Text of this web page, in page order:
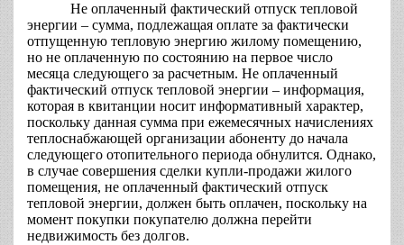
Не оплаченный фактический отпуск тепловой
энергии – сумма, подлежащая оплате за фактически
отпущенную тепловую энергию жилому помещению,
но не оплаченную по состоянию на первое число
месяца следующего за расчетным. Не оплаченный
фактический отпуск тепловой энергии – информация,
которая в квитанции носит информативный характер,
поскольку данная сумма при ежемесячных начислениях
теплоснабжающей организации абоненту до начала
следующего отопительного периода обнулится. Однако,
в случае совершения сделки купли-продажи жилого
помещения, не оплаченный фактический отпуск
тепловой энергии, должен быть оплачен, поскольку на
момент покупки покупателю должна перейти
недвижимость без долгов.